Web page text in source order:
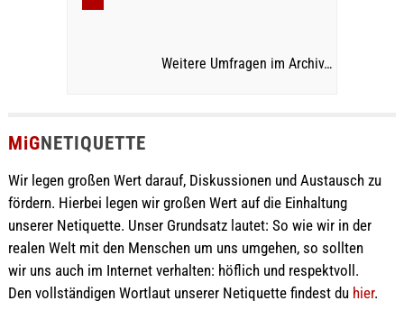
Weitere Umfragen im Archiv…
MiGNETIQUETTE
Wir legen großen Wert darauf, Diskussionen und Austausch zu
fördern. Hierbei legen wir großen Wert auf die Einhaltung
unserer Netiquette. Unser Grundsatz lautet: So wie wir in der
realen Welt mit den Menschen um uns umgehen, so sollten
wir uns auch im Internet verhalten: höflich und respektvoll.
Den vollständigen Wortlaut unserer Netiquette findest du hier.